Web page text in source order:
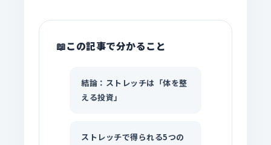
この記事で分かること
結論：ストレッチは「体を整
える投資」
ストレッチで得られる5つの